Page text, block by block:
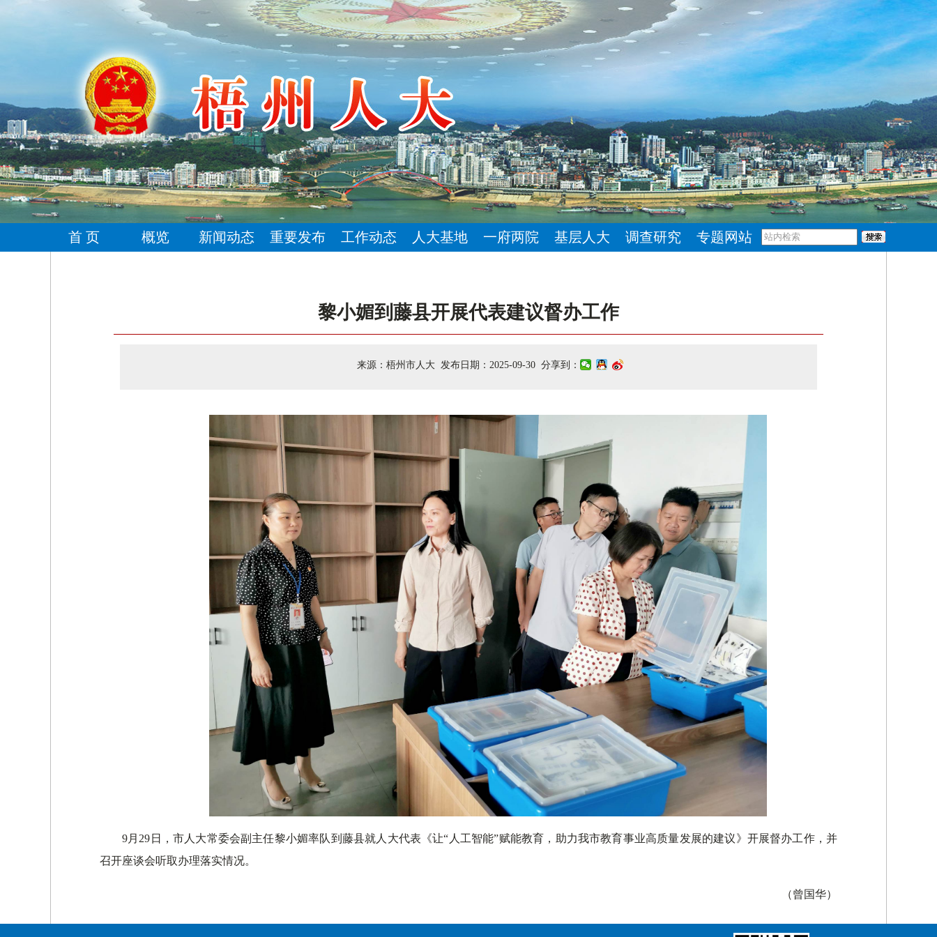
首 页 概览 新闻动态 重要发布 工作动态 人大基地 一府两院 基层人大 调查研究 专题网站
黎小媚到藤县开展代表建议督办工作
来源：梧州市人大 发布日期：2025-09-30 分享到：
9月29日，市人大常委会副主任黎小媚率队到藤县就人大代表《让“人工智能”赋能教育，助力我市教育事业高质量发展的建议》开展督办工作，并
召开座谈会听取办理落实情况。
（曾国华）